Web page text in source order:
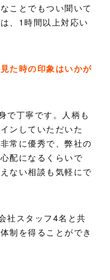
ことでもつい聞いて
、1時間以上対応い
た時の印象はいかが
で丁寧です。人柄も
ンしていただいた
常に優秀で、弊社の
配になるくらいで
ない相談も気軽にで
社スタッフ4名と共
制を得ることができ